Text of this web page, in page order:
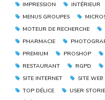
IMPRESSION
INTÉRIEUR
MENUS GROUPES
MOTEUR DE RECHERCHE
PHARMACIE
PREMIUM
PROSHOP
RESTAURANT
RGPD
SITE INTERNET
SITE WEB
TOP DÉLICE
USER